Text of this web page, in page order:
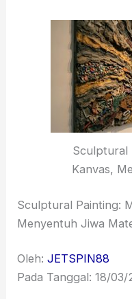
Sculptural
Kanvas,
Sculptural Painting:
Menyentuh Jiwa
Oleh:JETSPIN88
Pada Tanggal: 18/03/